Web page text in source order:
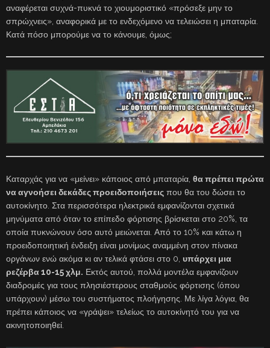
αναφέρεται συχνά-πυκνά το χιουμοριστικό «πρόσεξε μην το
σπρώχνεις», αναφορικά με το ενδεχόμενο να τελειώσει η μπαταρία.
Κατά πόσο μπορούμε να το κάνουμε, όμως;
Καταρχάς για να «μείνει» κάποιος από μπαταρία, θα πρέπει πρώτα
να αγνοήσει δεκάδες προειδοποιήσεις που θα του δώσει το
αυτοκίνητο. Στα περισσότερα ηλεκτρικά εμφανίζονται σχετικά
μηνύματα από όταν το επίπεδο φόρτισης βρίσκεται στο 20%, τα
οποία πυκνώνουν όσο αυτό μειώνεται. Από το 10% και κάτω η
προειδοποιητική ένδειξη είναι μονίμως αναμμένη στον πίνακα
οργάνων ενώ ακόμα κι αν τελικά φτάσει στο 0, υπάρχει μια
ρεζέρβα 10-15 χλμ. Εκτός αυτού, πολλά μοντέλα εμφανίζουν
διαδρομές για τους πλησιέστερους σταθμούς φόρτισης (όπου
υπάρχουν) μέσω του συστήματος πλοήγησης. Με λίγα λόγια, θα
πρέπει κάποιος να «γράψει» τελείως το αυτοκίνητό του για να
ακινητοποιηθεί.